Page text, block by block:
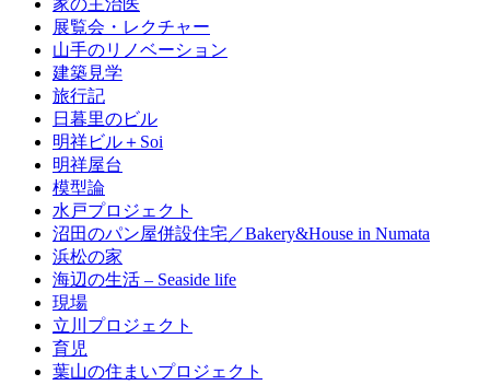
家の主治医
展覧会・レクチャー
山手のリノベーション
建築見学
旅行記
日暮里のビル
明祥ビル＋Soi
明祥屋台
模型論
水戸プロジェクト
沼田のパン屋併設住宅／Bakery&House in Numata
浜松の家
海辺の生活 – Seaside life
現場
立川プロジェクト
育児
葉山の住まいプロジェクト